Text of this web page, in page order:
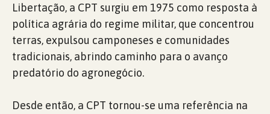
Libertação, a CPT surgiu em 1975 como resposta à
política agrária do regime militar, que concentrou
terras, expulsou camponeses e comunidades
tradicionais, abrindo caminho para o avanço
predatório do agronegócio.
Desde então, a CPT tornou-se uma referência na